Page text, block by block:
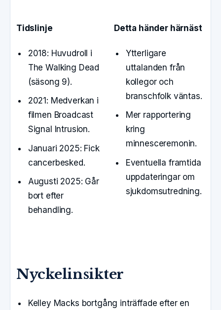
Tidslinje
2018: Huvudroll i
The Walking Dead
(säsong 9).
2021: Medverkan i
filmen Broadcast
Signal Intrusion.
Januari 2025: Fick
cancerbesked.
Augusti 2025: Går
bort efter
behandling.
Detta händer härnäst
Ytterligare
uttalanden från
kollegor och
branschfolk väntas.
Mer rapportering
kring
minnesceremonin.
Eventuella framtida
uppdateringar om
sjukdomsutredning.
Nyckelinsikter
Kelley Macks bortgång inträffade efter en